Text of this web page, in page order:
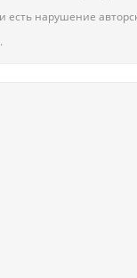
нарушение